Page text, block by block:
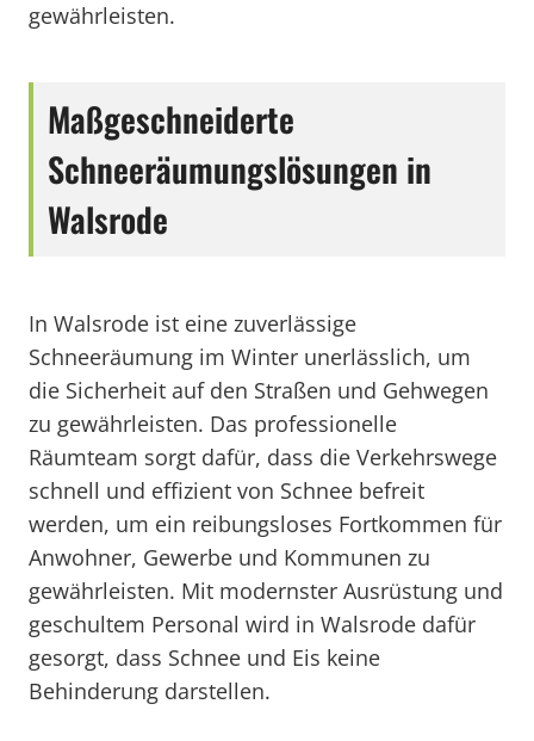
gewährleisten.
Maßgeschneiderte
Schneeräumungslösungen in
Walsrode
In Walsrode ist eine zuverlässige
Schneeräumung im Winter unerlässlich, um
die Sicherheit auf den Straßen und Gehwegen
zu gewährleisten. Das professionelle
Räumteam sorgt dafür, dass die Verkehrswege
schnell und effizient von Schnee befreit
werden, um ein reibungsloses Fortkommen für
Anwohner, Gewerbe und Kommunen zu
gewährleisten. Mit modernster Ausrüstung und
geschultem Personal wird in Walsrode dafür
gesorgt, dass Schnee und Eis keine
Behinderung darstellen.